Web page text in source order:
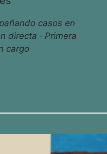
casos en
directa · Primera
cargo